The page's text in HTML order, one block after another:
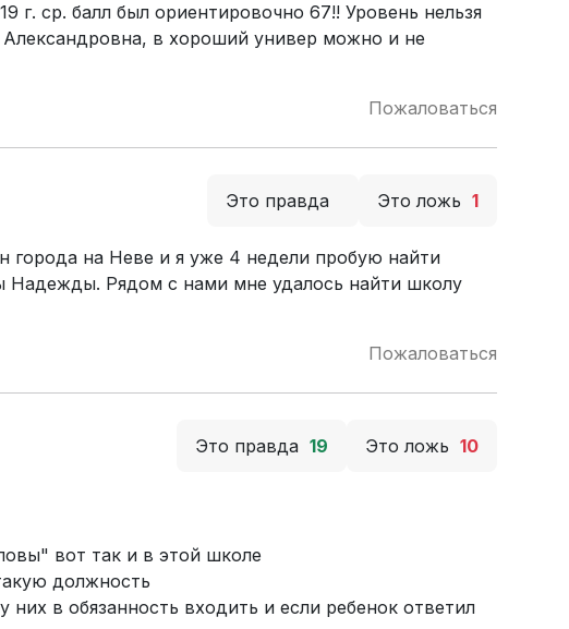
ср. балл был ориентировочно 67!! Уровень нельзя
Александровна, в хороший универ можно и не
Пожаловаться
Это правда Это ложь 1
города на Неве и я уже 4 недели пробую найти
Надежды. Рядом с нами мне удалось найти школу
Пожаловаться
Это правда 19 Это ложь 10
вот так и в этой школе
должность
в обязанность входить и если ребенок ответил